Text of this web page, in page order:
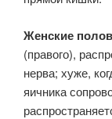
Женские
(правого),
нерва; хуже,
яичника